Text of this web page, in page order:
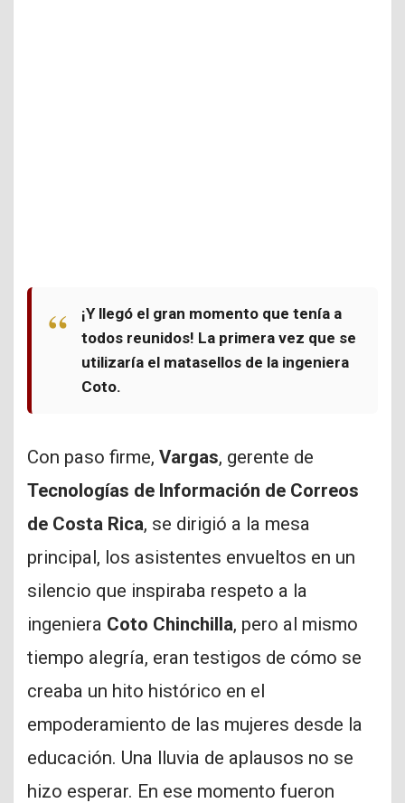
¡Y llegó el gran momento que tenía a
todos reunidos! La primera vez que se
utilizaría el matasellos de la ingeniera
Coto.
Con paso firme, Vargas, gerente de
Tecnologías de Información de Correos
de Costa Rica, se dirigió a la mesa
principal, los asistentes envueltos en un
silencio que inspiraba respeto a la
ingeniera Coto Chinchilla, pero al mismo
tiempo alegría, eran testigos de cómo se
creaba un hito histórico en el
empoderamiento de las mujeres desde la
educación. Una lluvia de aplausos no se
hizo esperar. En ese momento fueron